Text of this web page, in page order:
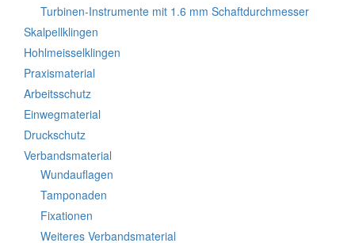
Turbinen-Instrumente mit 1.6 mm Schaftdurchmesser
Skalpellklingen
Hohlmeisselklingen
Praxismaterial
Arbeitsschutz
Einwegmaterial
Druckschutz
Verbandsmaterial
Wundauflagen
Tamponaden
Fixationen
Weiteres Verbandsmaterial